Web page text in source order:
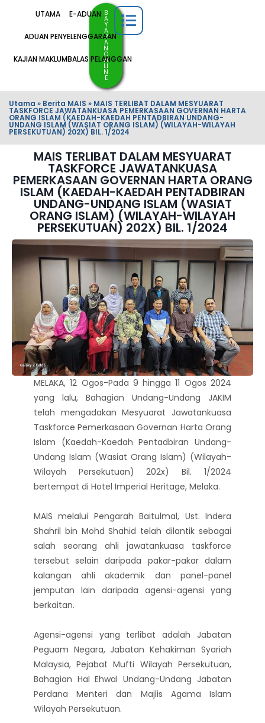
UTAMA E-ADUAN
ADUAN PENYELENGGARAAN
KAJIAN MAKLUMBALAS PELANGGAN
B
A
Y
A
R
A
N
O
N
LI
N
E
Utama » Berita MAIS » MAIS TERLIBAT DALAM MESYUARAT
TASKFORCE JAWATANKUASA PEMERKASAAN GOVERNAN HARTA
ORANG ISLAM (KAEDAH-KAEDAH PENTADBIRAN UNDANG-
UNDANG ISLAM (WASIAT ORANG ISLAM) (WILAYAH-WILAYAH
PERSEKUTUAN) 202X) BIL. 1/2024
MAIS TERLIBAT DALAM MESYUARAT
TASKFORCE JAWATANKUASA
PEMERKASAAN GOVERNAN HARTA ORANG
ISLAM (KAEDAH-KAEDAH PENTADBIRAN
UNDANG-UNDANG ISLAM (WASIAT
ORANG ISLAM) (WILAYAH-WILAYAH
PERSEKUTUAN) 202X) BIL. 1/2024
MELAKA, 12 Ogos-Pada 9 hingga 11 Ogos 2024
yang lalu, Bahagian Undang-Undang JAKIM
telah mengadakan Mesyuarat Jawatankuasa
Taskforce Pemerkasaan Governan Harta Orang
Islam (Kaedah-Kaedah Pentadbiran Undang-
Undang Islam (Wasiat Orang Islam) (Wilayah-
Wilayah Persekutuan) 202x) Bil. 1/2024
bertempat di Hotel Imperial Heritage, Melaka.
MAIS melalui Pengarah Baitulmal, Ust. Indera
Shahril bin Mohd Shahid telah dilantik sebagai
salah seorang ahli jawatankuasa taskforce
tersebut selain daripada pakar-pakar dalam
kalangan ahli akademik dan panel-panel
jemputan lain daripada agensi-agensi yang
berkaitan.
Agensi-agensi yang terlibat adalah Jabatan
Peguam Negara, Jabatan Kehakiman Syariah
Malaysia, Pejabat Mufti Wilayah Persekutuan,
Bahagian Hal Ehwal Undang-Undang Jabatan
Perdana Menteri dan Majlis Agama Islam
Wilayah Persekutuan.